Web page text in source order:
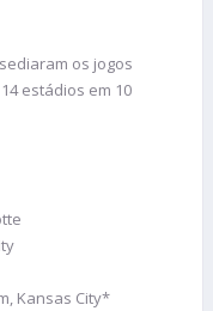
os jogos
estádios em 10
Kansas City*